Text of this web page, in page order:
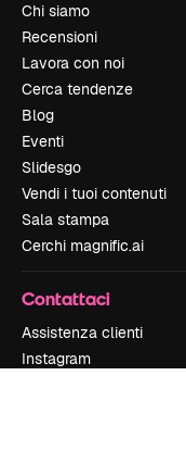
Chi siamo
Recensioni
Lavora con noi
Cerca tendenze
Blog
Eventi
Slidesgo
Vendi i tuoi contenuti
Sala stampa
Cerchi magnific.ai
Contattaci
Assistenza clienti
Instagram